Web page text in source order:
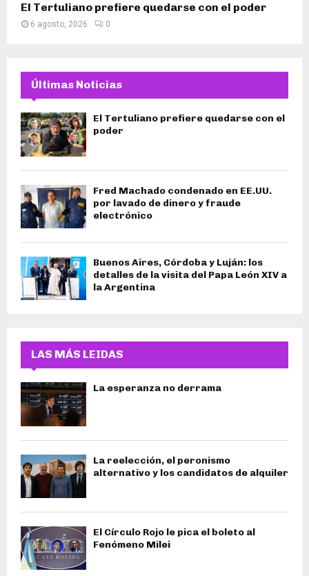
El Tertuliano prefiere quedarse con el poder
6 agosto, 2026 0
Últimas Noticias
El Tertuliano prefiere quedarse con el
poder
Fred Machado condenado en EE.UU.
por lavado de dinero y fraude
electrónico
Buenos Aires, Córdoba y Luján: los
detalles de la visita del Papa León XIV a
la Argentina
LAS MÁS LEIDAS
La esperanza no derrama
La reelección, el peronismo
alternativo y los candidatos de alquiler
El Círculo Rojo le pica el boleto al
Fenómeno Milei